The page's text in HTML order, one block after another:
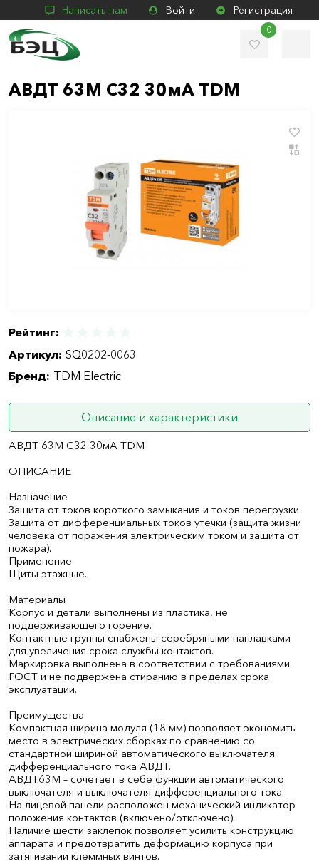
Написать нам Войти Регистрация
0
АВДТ 63М C32 30мА TDM
Рейтинг:
Артикул: SQ0202-0063
Бренд: TDM Electric
Описание и характеристики
АВДТ 63М C32 30мА TDM
ОПИСАНИЕ
Назначение
Защита от токов короткого замыкания и токов перегрузки.
Защита от дифференциальных токов утечки (защита жизни
человека от поражения электрическим током и защита от
пожара).
Применение
Щиты этажные.
Материалы
Корпус и детали выполнены из пластика, не
поддерживающего горение.
Контактные группы снабжены серебряными наплавками
для увеличения срока службы контактов.
Маркировка выполнена в соответствии с требованиями
ГОСТ и не подвержена стиранию в пределах срока
эксплуатации.
Преимущества
Компактная ширина модуля (18 мм) позволяет экономить
место в электрических сборках по сравнению со
стандартной шириной автоматического выключателя
дифференциального тока АВДТ.
АВДТ63М – сочетает в себе функции автоматического
выключателя и выключателя дифференциального тока.
На лицевой панели расположен механический индикатор
положения контактов (включено/отключено).
Наличие шести заклепок позволяет усилить конструкцию
аппарата и предотвратить деформацию корпуса при
затягивании клеммных винтов.